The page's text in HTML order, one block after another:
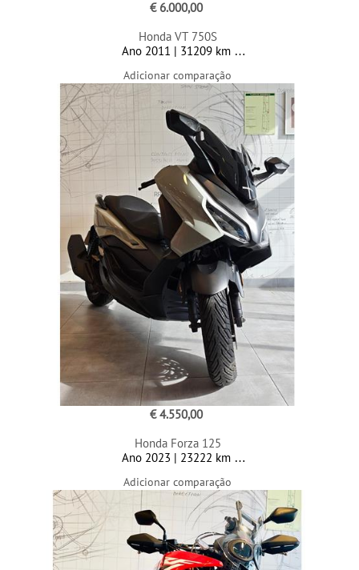
€ 6.000,00
Honda VT 750S
Ano 2011 | 31209 km
Adicionar comparação
€ 4.550,00
Honda Forza 125
Ano 2023 | 23222 km
Adicionar comparação